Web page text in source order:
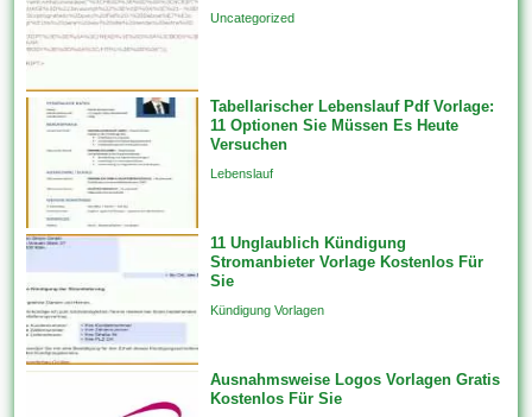
Uncategorized
Tabellarischer Lebenslauf Pdf Vorlage:
11 Optionen Sie Müssen Es Heute
Versuchen
Lebenslauf
11 Unglaublich Kündigung
Stromanbieter Vorlage Kostenlos Für
Sie
Kündigung Vorlagen
Ausnahmsweise Logos Vorlagen Gratis
Kostenlos Für Sie